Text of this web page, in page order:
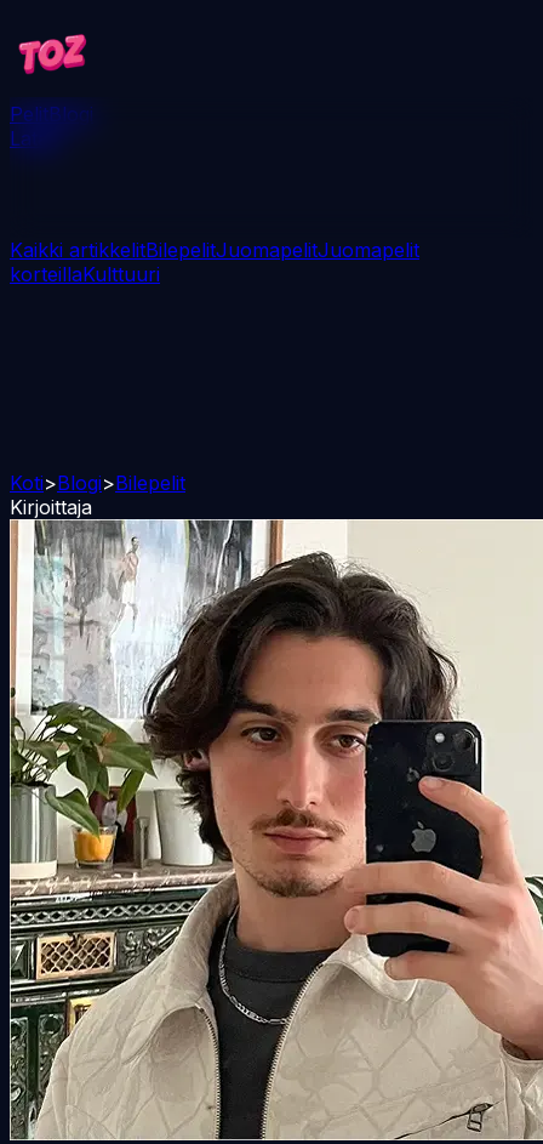
PelitBlogi
Lataa
Kaikki artikkelitBilepelitJuomapelitJuomapelit
korteillaKulttuuri
Koti>Blogi>Bilepelit
Kirjoittaja